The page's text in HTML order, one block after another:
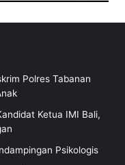
Polres Tabanan
Ketua IMI Bali,
Psikologis